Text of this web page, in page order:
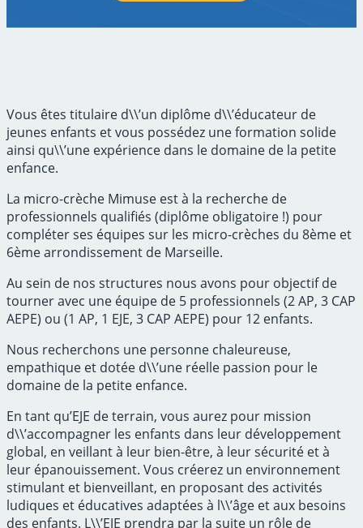
Vous êtes titulaire d\\’un diplôme d\\’éducateur de
jeunes enfants et vous possédez une formation solide
ainsi qu\\’une expérience dans le domaine de la petite
enfance.
La micro-crèche Mimuse est à la recherche de
professionnels qualifiés (diplôme obligatoire !) pour
compléter ses équipes sur les micro-crèches du 8ème et
6ème arrondissement de Marseille.
Au sein de nos structures nous avons pour objectif de
tourner avec une équipe de 5 professionnels (2 AP, 3 CAP
AEPE) ou (1 AP, 1 EJE, 3 CAP AEPE) pour 12 enfants.
Nous recherchons une personne chaleureuse,
empathique et dotée d\\’une réelle passion pour le
domaine de la petite enfance.
En tant qu’EJE de terrain, vous aurez pour mission
d\\’accompagner les enfants dans leur développement
global, en veillant à leur bien-être, à leur sécurité et à
leur épanouissement. Vous créerez un environnement
stimulant et bienveillant, en proposant des activités
ludiques et éducatives adaptées à l\\’âge et aux besoins
des enfants. L\\’EJE prendra par la suite un rôle de